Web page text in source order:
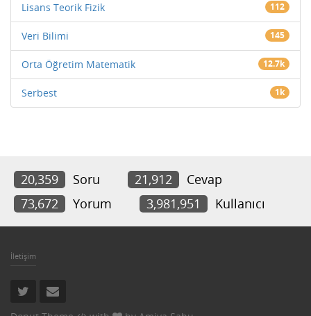
Lisans Teorik Fizik 112
Veri Bilimi 145
Orta Öğretim Matematik 12.7k
Serbest 1k
20,359 Soru 21,912
Cevap
73,672
Yorum 3,981,951 Kullanıcı
İletişim